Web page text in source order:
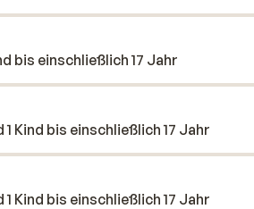
bis einschließlich 17 Jahr
Kind bis einschließlich 17 Jahr
Kind bis einschließlich 17 Jahr